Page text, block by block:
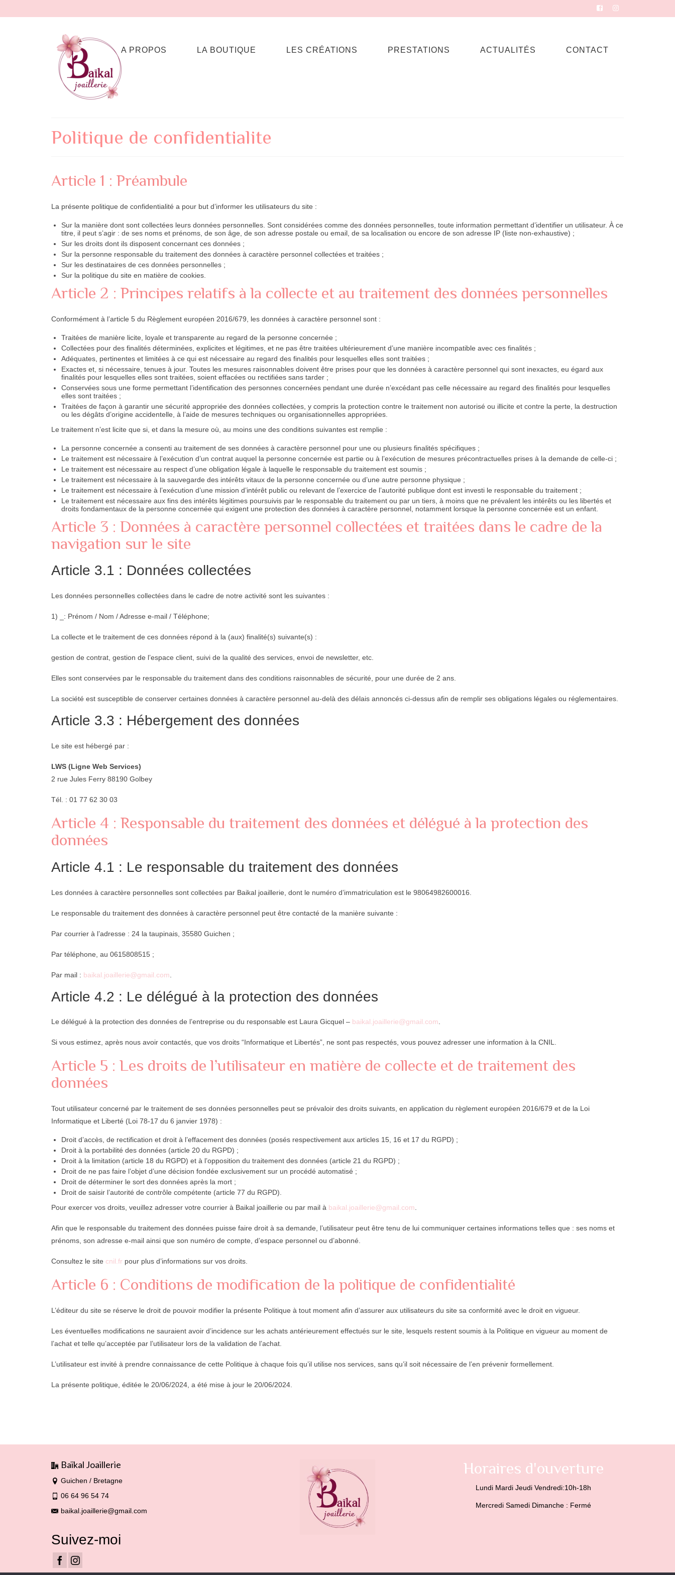
A PROPOS LA BOUTIQUE LES CRÉATIONS PRESTATIONS ACTUALITÉS CONTACT
Politique de confidentialite
Article 1 : Préambule
La présente politique de confidentialité a pour but d’informer les utilisateurs du site :
Sur la manière dont sont collectées leurs données personnelles. Sont considérées comme des données personnelles, toute information permettant d’identifier un utilisateur. À ce
titre, il peut s’agir : de ses noms et prénoms, de son âge, de son adresse postale ou email, de sa localisation ou encore de son adresse IP (liste non-exhaustive) ;
Sur les droits dont ils disposent concernant ces données ;
Sur la personne responsable du traitement des données à caractère personnel collectées et traitées ;
Sur les destinataires de ces données personnelles ;
Sur la politique du site en matière de cookies.
Article 2 : Principes relatifs à la collecte et au traitement des données personnelles
Conformément à l’article 5 du Règlement européen 2016/679, les données à caractère personnel sont :
Traitées de manière licite, loyale et transparente au regard de la personne concernée ;
Collectées pour des finalités déterminées, explicites et légitimes, et ne pas être traitées ultérieurement d’une manière incompatible avec ces finalités ;
Adéquates, pertinentes et limitées à ce qui est nécessaire au regard des finalités pour lesquelles elles sont traitées ;
Exactes et, si nécessaire, tenues à jour. Toutes les mesures raisonnables doivent être prises pour que les données à caractère personnel qui sont inexactes, eu égard aux
finalités pour lesquelles elles sont traitées, soient effacées ou rectifiées sans tarder ;
Conservées sous une forme permettant l’identification des personnes concernées pendant une durée n’excédant pas celle nécessaire au regard des finalités pour lesquelles
elles sont traitées ;
Traitées de façon à garantir une sécurité appropriée des données collectées, y compris la protection contre le traitement non autorisé ou illicite et contre la perte, la destruction
ou les dégâts d’origine accidentelle, à l’aide de mesures techniques ou organisationnelles appropriées.
Le traitement n’est licite que si, et dans la mesure où, au moins une des conditions suivantes est remplie :
La personne concernée a consenti au traitement de ses données à caractère personnel pour une ou plusieurs finalités spécifiques ;
Le traitement est nécessaire à l’exécution d’un contrat auquel la personne concernée est partie ou à l’exécution de mesures précontractuelles prises à la demande de celle-ci ;
Le traitement est nécessaire au respect d’une obligation légale à laquelle le responsable du traitement est soumis ;
Le traitement est nécessaire à la sauvegarde des intérêts vitaux de la personne concernée ou d’une autre personne physique ;
Le traitement est nécessaire à l’exécution d’une mission d’intérêt public ou relevant de l’exercice de l’autorité publique dont est investi le responsable du traitement ;
Le traitement est nécessaire aux fins des intérêts légitimes poursuivis par le responsable du traitement ou par un tiers, à moins que ne prévalent les intérêts ou les libertés et
droits fondamentaux de la personne concernée qui exigent une protection des données à caractère personnel, notamment lorsque la personne concernée est un enfant.
Article 3 : Données à caractère personnel collectées et traitées dans le cadre de la
navigation sur le site
Article 3.1 : Données collectées
Les données personnelles collectées dans le cadre de notre activité sont les suivantes :
1) _: Prénom / Nom / Adresse e-mail / Téléphone;
La collecte et le traitement de ces données répond à la (aux) finalité(s) suivante(s) :
gestion de contrat, gestion de l’espace client, suivi de la qualité des services, envoi de newsletter, etc.
Elles sont conservées par le responsable du traitement dans des conditions raisonnables de sécurité, pour une durée de 2 ans.
La société est susceptible de conserver certaines données à caractère personnel au-delà des délais annoncés ci-dessus afin de remplir ses obligations légales ou réglementaires.
Article 3.3 : Hébergement des données
Le site est hébergé par :
LWS (Ligne Web Services)
2 rue Jules Ferry 88190 Golbey
Tél. : 01 77 62 30 03
Article 4 : Responsable du traitement des données et délégué à la protection des
données
Article 4.1 : Le responsable du traitement des données
Les données à caractère personnelles sont collectées par Baikal joaillerie, dont le numéro d’immatriculation est le 98064982600016.
Le responsable du traitement des données à caractère personnel peut être contacté de la manière suivante :
Par courrier à l’adresse : 24 la taupinais, 35580 Guichen ;
Par téléphone, au 0615808515 ;
Par mail : baikal.joaillerie@gmail.com
Article 4.2 : Le délégué à la protection des données
Le délégué à la protection des données de l’entreprise ou du responsable est Laura Gicquel – baikal.joaillerie@gmail.com.
Si vous estimez, après nous avoir contactés, que vos droits “Informatique et Libertés”, ne sont pas respectés, vous pouvez adresser une information à la CNIL.
Article 5 : Les droits de l’utilisateur en matière de collecte et de traitement des
données
Tout utilisateur concerné par le traitement de ses données personnelles peut se prévaloir des droits suivants, en application du règlement européen 2016/679 et de la Loi
Informatique et Liberté (Loi 78-17 du 6 janvier 1978) :
Droit d’accès, de rectification et droit à l’effacement des données (posés respectivement aux articles 15, 16 et 17 du RGPD) ;
Droit à la portabilité des données (article 20 du RGPD) ;
Droit à la limitation (article 18 du RGPD) et à l’opposition du traitement des données (article 21 du RGPD) ;
Droit de ne pas faire l’objet d’une décision fondée exclusivement sur un procédé automatisé ;
Droit de déterminer le sort des données après la mort ;
Droit de saisir l’autorité de contrôle compétente (article 77 du RGPD).
Pour exercer vos droits, veuillez adresser votre courrier à Baikal joaillerie ou par mail à baikal.joaillerie@gmail.com
Afin que le responsable du traitement des données puisse faire droit à sa demande, l’utilisateur peut être tenu de lui communiquer certaines informations telles que : ses noms et
prénoms, son adresse e-mail ainsi que son numéro de compte, d’espace personnel ou d’abonné.
Consultez le site cnil.fr pour plus d’informations sur vos droits.
Article 6 : Conditions de modification de la politique de confidentialité
L’éditeur du site se réserve le droit de pouvoir modifier la présente Politique à tout moment afin d’assurer aux utilisateurs du site sa conformité avec le droit en vigueur.
Les éventuelles modifications ne sauraient avoir d’incidence sur les achats antérieurement effectués sur le site, lesquels restent soumis à la Politique en vigueur au moment de
l’achat et telle qu’acceptée par l’utilisateur lors de la validation de l’achat.
L’utilisateur est invité à prendre connaissance de cette Politique à chaque fois qu’il utilise nos services, sans qu’il soit nécessaire de l’en prévenir formellement.
La présente politique, éditée le 20/06/2024, a été mise à jour le 20/06/2024.
Baïkal Joaillerie
Guichen / Bretagne
06 64 96 54 74
baikal.joaillerie@gmail.com
Suivez-moi
Horaires d'ouverture
Lundi Mardi Jeudi Vendredi:10h-18h
Mercredi Samedi Dimanche : Fermé